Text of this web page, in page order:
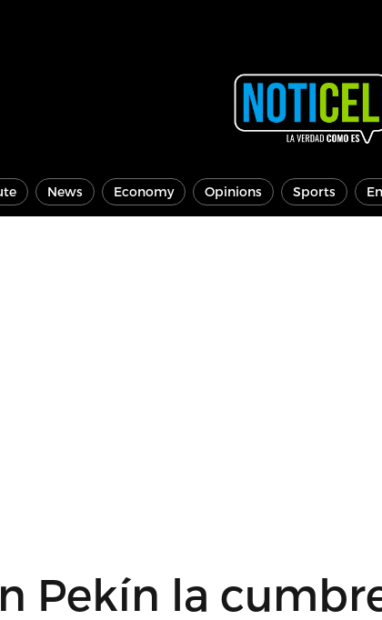
News Economy Opinions Sports
Pekín la